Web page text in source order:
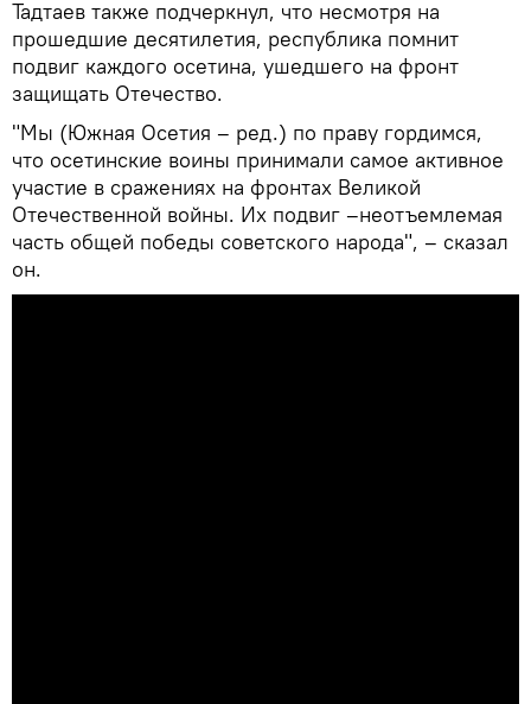
Тадтаев также подчеркнул, что несмотря на
прошедшие десятилетия, республика помнит
подвиг каждого осетина, ушедшего на фронт
защищать Отечество.
"Мы (Южная Осетия – ред.) по праву гордимся,
что осетинские воины принимали самое активное
участие в сражениях на фронтах Великой
Отечественной войны. Их подвиг –неотъемлемая
часть общей победы советского народа", – сказал
он.